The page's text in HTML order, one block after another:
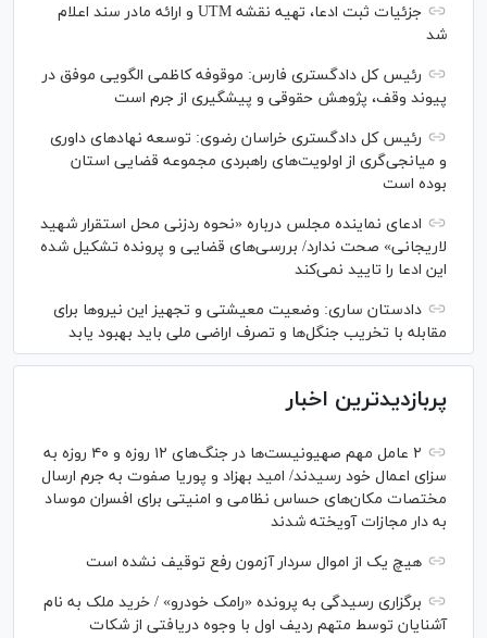
جزئیات ثبت ادعا، تهیه نقشه UTM و ارائه مادر سند اعلام
شد
رئیس کل دادگستری فارس: موقوفه کاظمی الگویی موفق در
پیوند وقف، پژوهش حقوقی و پیشگیری از جرم است
رئیس کل دادگستری خراسان رضوی: توسعه نهاد‌های داوری
و میانجی‌گری از اولویت‌های راهبردی مجموعه قضایی استان
بوده است
ادعای نماینده مجلس درباره «نحوه ردزنی محل استقرار شهید
لاریجانی» صحت ندارد/ بررسی‌های قضایی و پرونده تشکیل شده
این ادعا را تایید نمی‌کند
دادستان ساری: وضعیت معیشتی و تجهیز این نیرو‌ها برای
مقابله با تخریب جنگل‌ها و تصرف اراضی ملی باید بهبود یابد
پربازدیدترین اخبار
۲ عامل مهم صهیونیست‌ها در جنگ‌های ۱۲ روزه و ۴۰ روزه به
سزای اعمال خود رسیدند/ امید بهزاد و پوریا صفوت به جرم ارسال
مختصات مکان‌های حساس نظامی و امنیتی برای افسران موساد
به دار مجازات آویخته شدند
هیچ یک از اموال سردار آزمون رفع توقیف نشده است
برگزاری رسیدگی به پرونده «رامک خودرو» / خرید ملک به نام
آشنایان توسط متهم ردیف اول با وجوه دریافتی از شکات